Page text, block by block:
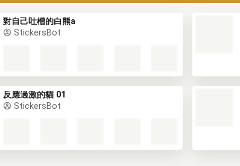
對自己吐槽的白熊a
StickersBot
反應過激的貓 01
StickersBot